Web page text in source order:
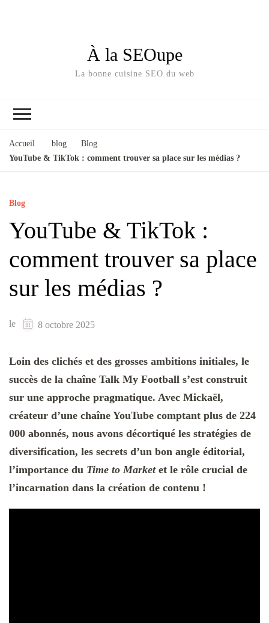
À la SEOupe
La bonne cuisine SEO du web
Accueil blog
Blog
YouTube & TikTok : comment trouver sa place sur les médias ?
Blog
YouTube & TikTok :
comment trouver sa place
sur les médias ?
le 8 octobre 2025
Loin des clichés et des grosses ambitions initiales, le
succès de la chaîne Talk My Football s’est construit
sur une approche pragmatique. Avec Mickaël,
créateur d’une chaîne YouTube comptant plus de 224
000 abonnés, nous avons décortiqué les stratégies de
diversification, les secrets d’un bon angle éditorial,
l’importance du Time to Marketet le rôle crucial de
l’incarnation dans la création de contenu !